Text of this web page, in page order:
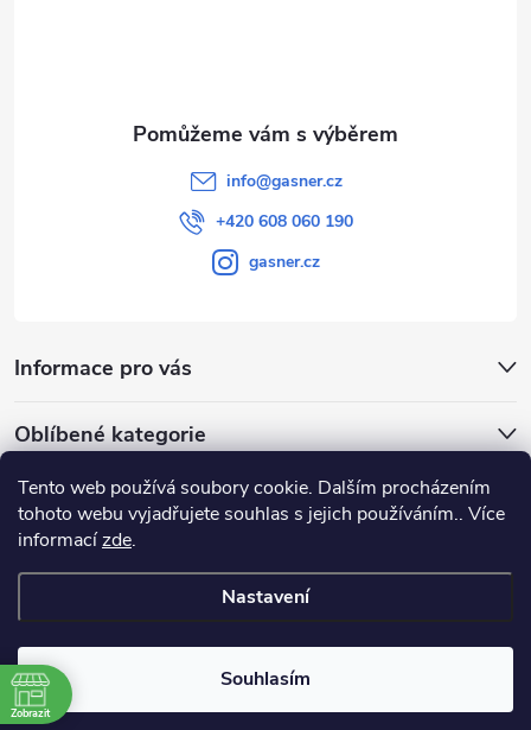
Tento web používá soubory cookie. Dalším procházením
tohoto webu vyjadřujete souhlas s jejich používáním.. Více
informacízde.
Nastavení
Souhlasím
info@gasner.cz
+420 608 060 190
gasner.cz
Informace pro vás
Oblíbené kategorie
Přijímáme online platby
Copyright 2026GASNER. Všechna práva vyhrazena.
Zobrazit